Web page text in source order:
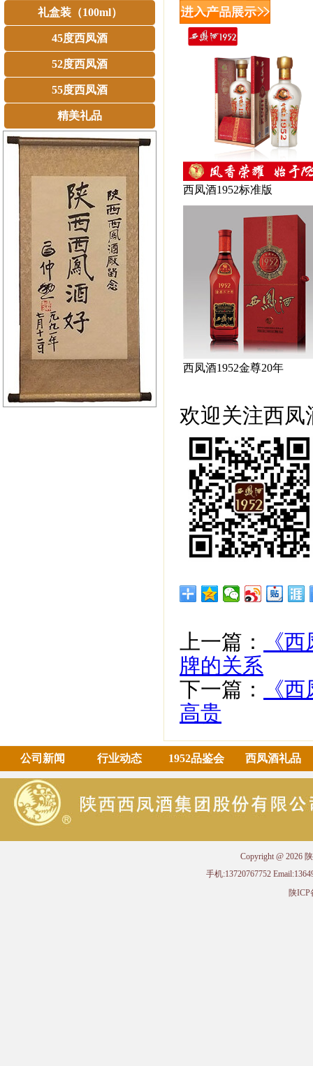
礼盒装（100ml）
45度西凤酒
52度西凤酒
55度西凤酒
精美礼品
西凤酒1952标准版
西凤酒1952金尊20年
欢迎关注西凤
上一篇：
《
牌的关系
下一篇：
《
高贵
公司新闻 行业动态 1952品鉴会 西凤酒礼品
Copyright @ 2026
手机:13720767752
陕ICP